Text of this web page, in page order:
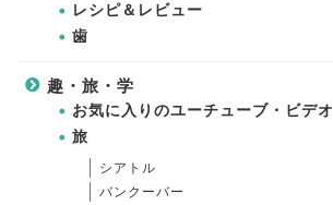
レシピ＆レビュー
歯
趣・旅・学
お気に入りのユーチューブ・ビデオ
旅
シアトル
バンクーバー